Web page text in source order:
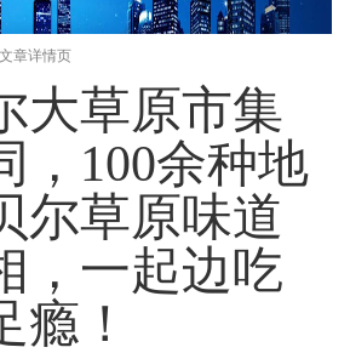
章详情页
大草原市集
，100余种地
尔草原味道
，一起边吃
瘾！